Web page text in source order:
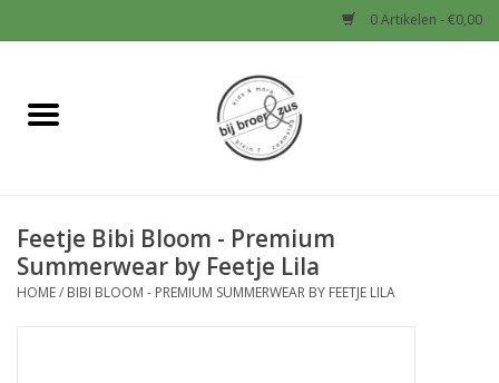
0 Artikelen - €0,00
Home
Baby
Jongens
Feetje Bibi Bloom - Premium
Summerwear by Feetje Lila
HOME/ BIBI BLOOM - PREMIUM SUMMERWEAR BY FEETJE LILA